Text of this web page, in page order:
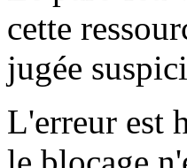
cette
jugée
L'erreur est